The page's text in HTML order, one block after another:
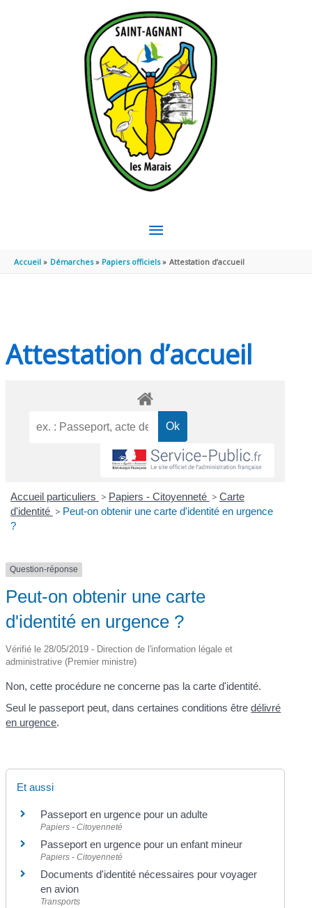
MENU
PRINCIPAL
Accueil Démarches Papiers officiels Attestation d’accueil
Attestation d’accueil
Accueil particuliers > Papiers - Citoyenneté > Carte
d'identité > Peut-on obtenir une carte d'identité en urgence
?
Question-réponse
Peut-on obtenir une carte
d'identité en urgence ?
Vérifié le 28/05/2019 - Direction de l'information légale et
administrative (Premier ministre)
Non, cette procédure ne concerne pas la carte d'identité.
Seul le passeport peut, dans certaines conditions êtredélivré
en urgence.
Et aussi
Passeport en urgence pour un adulte
Papiers - Citoyenneté
Passeport en urgence pour un enfant mineur
Papiers - Citoyenneté
Documents d'identité nécessaires pour voyager
en avion
Transports